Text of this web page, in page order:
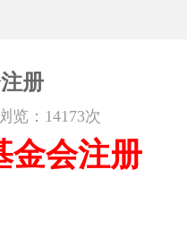
册
览：14173次
金会注册